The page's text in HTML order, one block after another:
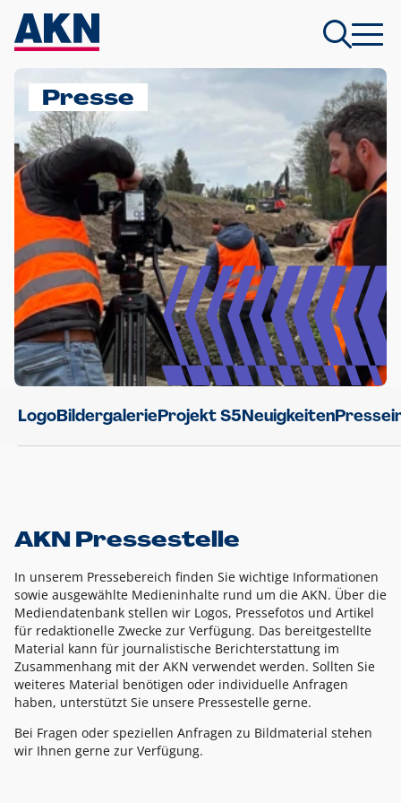
Presse
LogoBildergalerieProjekt S5Neuigkeiten
AKN Pressestelle
In unserem Pressebereich finden Sie wichtige Informationen
sowie ausgewählte Medieninhalte rund um die AKN. Über die
Mediendatenbank stellen wir Logos, Pressefotos und Artikel
für redaktionelle Zwecke zur Verfügung. Das bereitgestellte
Material kann für journalistische Berichterstattung im
Zusammenhang mit der AKN verwendet werden. Sollten Sie
weiteres Material benötigen oder individuelle Anfragen
haben, unterstützt Sie unsere Pressestelle gerne.
Bei Fragen oder speziellen Anfragen zu Bildmaterial stehen
wir Ihnen gerne zur Verfügung.